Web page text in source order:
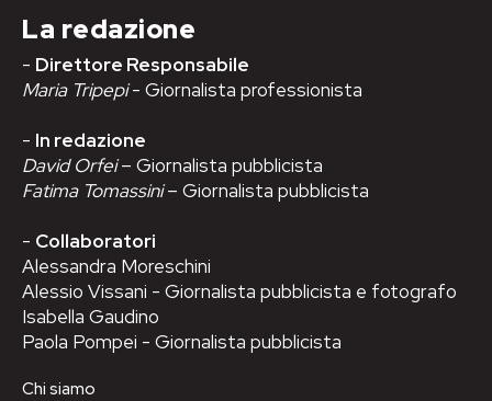
La redazione
- Direttore Responsabile
Maria Tripepi- Giornalista professionista
- In redazione
David Orfei– Giornalista pubblicista
Fatima Tomassini– Giornalista pubblicista
- Collaboratori
Alessandra Moreschini
Alessio Vissani - Giornalista pubblicista e fotografo
Isabella Gaudino
Paola Pompei - Giornalista pubblicista
Chi siamo